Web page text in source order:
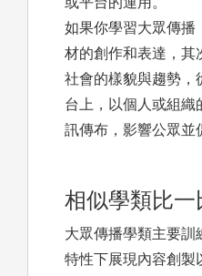
如果你學習大眾傳播
材的創作和表達，其
社會的樣貌與趨勢，
台上，以個人或組織
訊傳布，影響公眾並
相似學類比一
大眾傳播學類主要訓
特性下展現內容創製